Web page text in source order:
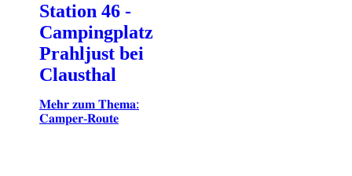
Station 46 -
Campingplatz
Prahljust bei
Clausthal
𝐌𝐞𝐡𝐫 𝐳𝐮𝐦 𝐓𝐡𝐞𝐦𝐚:
𝐂𝐚𝐦𝐩𝐞𝐫-𝐑𝐨𝐮𝐭𝐞